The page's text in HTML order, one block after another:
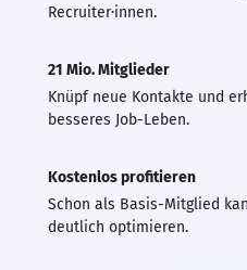
Recruiter·innen.
21 Mio. Mitglieder
Knüpf neue Kontakte und
besseres Job-Leben.
Kostenlos profitieren
Schon als Basis-Mitglied
deutlich optimieren.